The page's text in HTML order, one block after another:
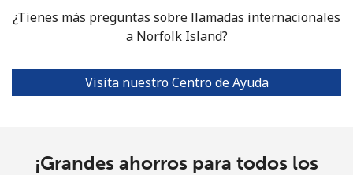
⁦141.5¢⁩ 7 min por ⁦€10⁩
North Korea
¿Tienes más preguntas sobre llamadas internacionales
a Norfolk Island?
Visita nuestro Centro de Ayuda
¡Grandes ahorros para todos los